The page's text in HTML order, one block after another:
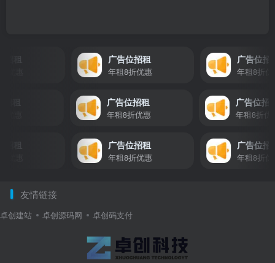
广告位招租
年租8折优惠
广告位招租
年租8折优惠
广告位招租
年租8折优惠
广告位
年租8折
广告位招租
年租8折优惠
广告位招租
年租8折优惠
友情链接
卓创建站 卓创源码网 卓创码支付